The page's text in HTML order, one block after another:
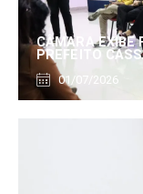
CÂMARA EXIBE
PREFEITO
01/07/2026